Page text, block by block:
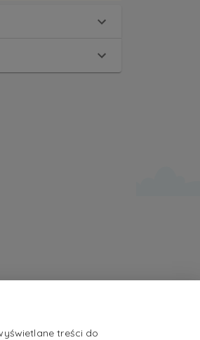
treści do